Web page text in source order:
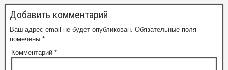
Добавить комментарий
Ваш адрес email не будет опубликован. Обязательные поля
помечены *
Комментарий *